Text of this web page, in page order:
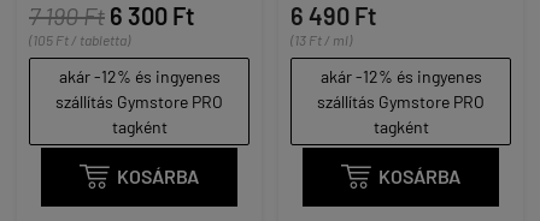
7 190 Ft 6 300 Ft
(105 Ft / tabletta)
akár -12% és ingyenes
szállítás Gymstore PRO
tagként
 KOSÁRBA
6 490 Ft
(13 Ft / ml)
akár -12% és ingyenes
szállítás Gymstore PRO
tagként
 KOSÁRBA